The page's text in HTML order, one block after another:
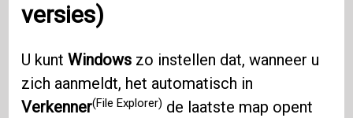
versies)
U kuntWindows zo instellen dat, wanneer u
zich aanmeldt, het automatisch in
Verkenner(File Explorer) de laatste map opent